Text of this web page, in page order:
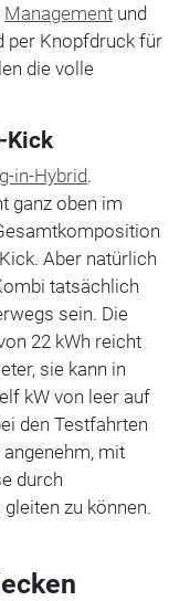
Managementund
per Knopfdruck für
die volle
Kick
in-Hybrid.
ganz oben im
Aber natürlich
tatsächlich
sein. Die
22 kWh reicht
sie kann in
kW von leer auf
den Testfahrten
mit
durch
zu können.